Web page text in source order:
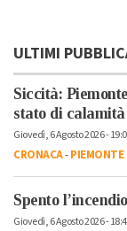
ULTIMI
Siccità:
stato di
Giovedì, 6 Agosto 2026 -
CRONACA-PIEMONTE
Spento
Giovedì, 6 Agosto 2026 -